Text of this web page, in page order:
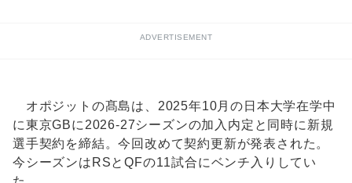
ADVERTISEMENT
オポジットの髙島は、2025年10月の日本大学在学中
に東京GBに2026-27シーズンの加入内定と同時に新規
選手契約を締結。今回改めて契約更新が発表された。
今シーズンはRSとQFの11試合にベンチ入りしてい